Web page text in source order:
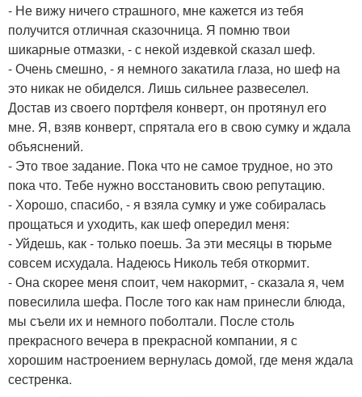
- Не вижу ничего страшного, мне кажется из тебя
получится отличная сказочница. Я помню твои
шикарные отмазки, - с некой издевкой сказал шеф.
- Очень смешно, - я немного закатила глаза, но шеф на
это никак не обиделся. Лишь сильнее развеселел.
Достав из своего портфеля конверт, он протянул его
мне. Я, взяв конверт, спрятала его в свою сумку и ждала
объяснений.
- Это твое задание. Пока что не самое трудное, но это
пока что. Тебе нужно восстановить свою репутацию.
- Хорошо, спасибо, - я взяла сумку и уже собиралась
прощаться и уходить, как шеф опередил меня:
- Уйдешь, как - только поешь. За эти месяцы в тюрьме
совсем исхудала. Надеюсь Николь тебя откормит.
- Она скорее меня споит, чем накормит, - сказала я, чем
повесилила шефа. После того как нам принесли блюда,
мы съели их и немного поболтали. После столь
прекрасного вечера в прекрасной компании, я с
хорошим настроением вернулась домой, где меня ждала
сестренка.